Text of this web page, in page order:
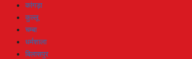
कांगड़ा
कुल्लू
चम्बा
धर्मशाला
बिलासपुर